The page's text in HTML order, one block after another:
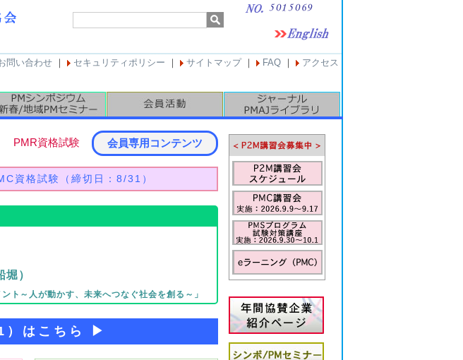
問い合わせ ｜ セキュリティポリシー ｜ サイトマップ｜ FAQ ｜ アクセス
PMR資格試験 会員専用コンテンツ
資格試験（締切日：8/31）
）
ト～人が動かす、未来へつなぐ社会を創る～」
）はこちら ▶